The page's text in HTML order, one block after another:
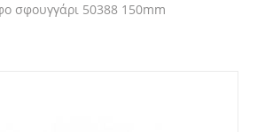
σφουγγάρι 50388 150mm